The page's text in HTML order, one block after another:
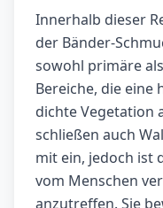
Innerhalb dieser
der Bänder-
sowohl primäre
Bereiche, die eine
dichte Vegetation
schließen auch
mit ein, jedoch ist
vom Menschen
anzutreffen. Sie